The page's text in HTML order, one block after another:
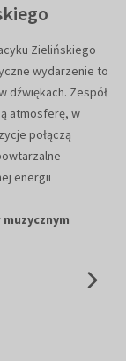
Zielińskiego
wydarzenie to
dźwiękach. Zespół
atmosferę, w
połączą
energii